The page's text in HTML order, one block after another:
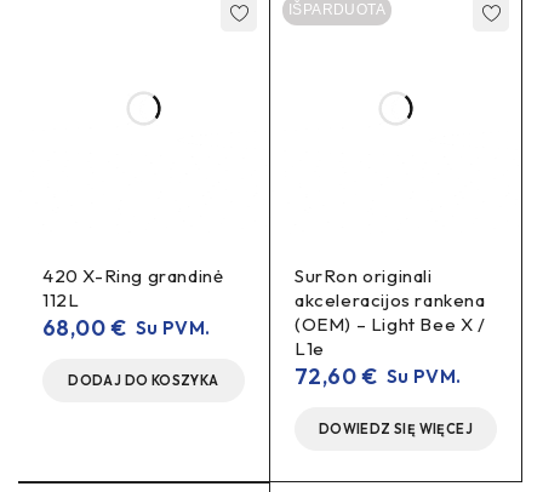
420 X-Ring grandinė
112L
68,00€ Su PVM.
DODAJ DO KOSZYKA
IŠPARDUOTA
SurRon originali
akceleracijos rankena
(OEM) – Light Bee X /
L1e
72,60€ Su PVM.
DOWIEDZ SIĘ WIĘCEJ